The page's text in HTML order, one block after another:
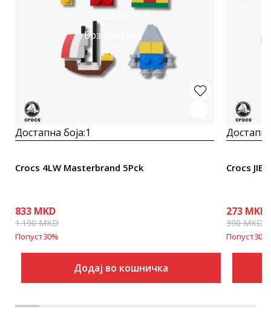
Подетално
Брз преглед
Достапна боја:1
Crocs 4LW Masterbrand 5Pck
833 MKD
1.190MKD
Попуст30%
Додај во кошничка
Crocs
273 MKD
390MKD
Попуст30